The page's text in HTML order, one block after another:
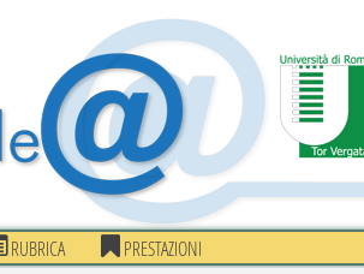
RUBRICA PRESTAZIONI